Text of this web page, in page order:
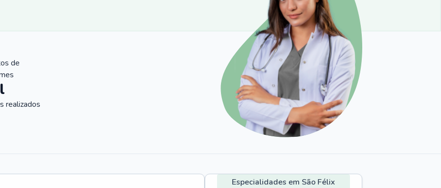
de
realizados
Especialidades em São Félix